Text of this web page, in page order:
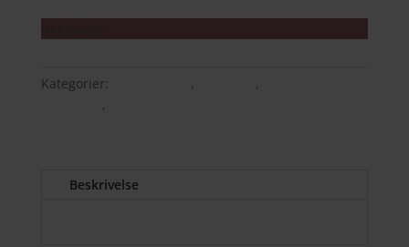
Kategorier: , ,
,
Beskrivelse